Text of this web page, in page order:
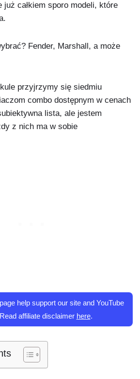
już całkiem sporo modeli, które
Fender, Marshall, a może
przyjrzymy się siedmiu
combo dostępnym w cenach
lista, ale jestem
z nich ma w sobie
help support our site and YouTube
affiliate disclaimer here.